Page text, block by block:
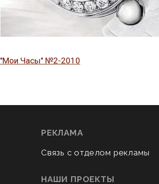
"Мои Часы" №2-2010
РЕКЛАМА
Связь с отделом рекламы
НАШИ ПРОЕКТЫ